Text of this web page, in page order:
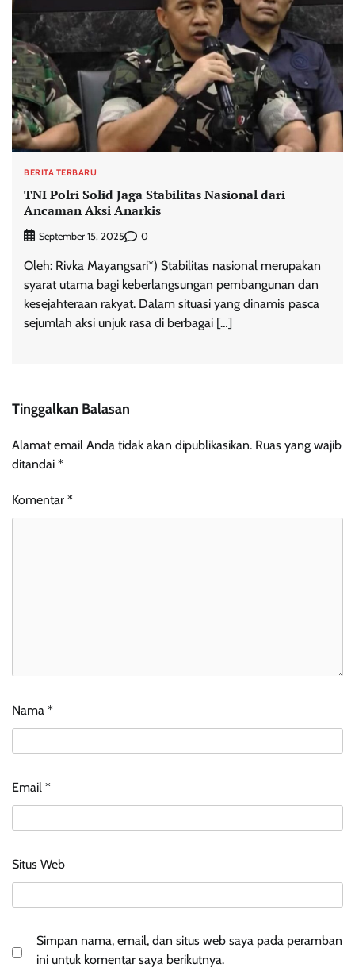
BERITA TERBARU
TNI Polri Solid Jaga Stabilitas Nasional dari
Ancaman Aksi Anarkis
September 15, 2025 0
Oleh: Rivka Mayangsari*) Stabilitas nasional merupakan
syarat utama bagi keberlangsungan pembangunan dan
kesejahteraan rakyat. Dalam situasi yang dinamis pasca
sejumlah aksi unjuk rasa di berbagai […]
Tinggalkan Balasan
Alamat email Anda tidak akan dipublikasikan. Ruas yang wajib
ditandai *
Komentar *
Nama *
Email *
Situs Web
Simpan nama, email, dan situs web saya pada peramban
ini untuk komentar saya berikutnya.